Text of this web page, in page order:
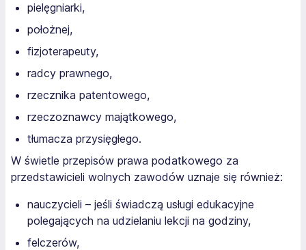
pielęgniarki,
położnej,
fizjoterapeuty,
radcy prawnego,
rzecznika patentowego,
rzeczoznawcy majątkowego,
tłumacza przysięgłego.
W świetle przepisów prawa podatkowego za
przedstawicieli wolnych zawodów uznaje się również:
nauczycieli – jeśli świadczą usługi edukacyjne
polegających na udzielaniu lekcji na godziny,
felczerów,